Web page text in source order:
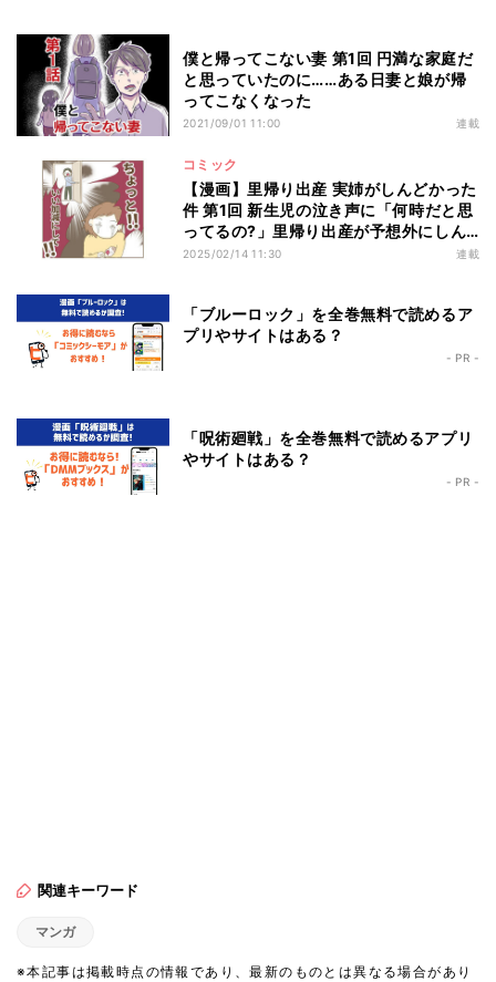
僕と帰ってこない妻 第1回 円満な家庭だ
と思っていたのに……ある日妻と娘が帰
ってこなくなった
2021/09/01 11:00 連載
コミック
【漫画】里帰り出産 実姉がしんどかった
件 第1回 新生児の泣き声に「何時だと思
ってるの?」里帰り出産が予想外にしん
どかった話
2025/02/14 11:30 連載
「ブルーロック」を全巻無料で読めるア
プリやサイトはある？
- PR -
「呪術廻戦」を全巻無料で読めるアプリ
やサイトはある？
- PR -
関連キーワード
マンガ
※本記事は掲載時点の情報であり、最新のものとは異なる場合があり